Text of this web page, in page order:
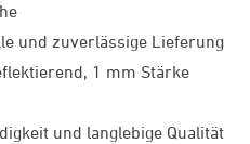
und zuverlässige Lieferung
1 mm Stärke
und langlebige Qualität